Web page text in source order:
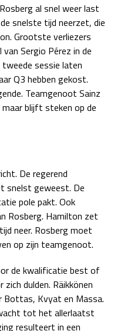
al snel weer last
snelste tijd neerzet, die
Grootste verliezers
Sergio Pérez in de
sessie laten
Q3 hebben gekost.
Teamgenoot Sainz
maar blijft steken op de
De regerend
snelst geweest. De
pole pakt. Ook
Rosberg. Hamilton zet
neer. Rosberg moet
op zijn teamgenoot.
de kwalificatie best of
dulden. Räikkönen
Bottas, Kvyat en Massa.
tot het allerlaatst
resulteert in een